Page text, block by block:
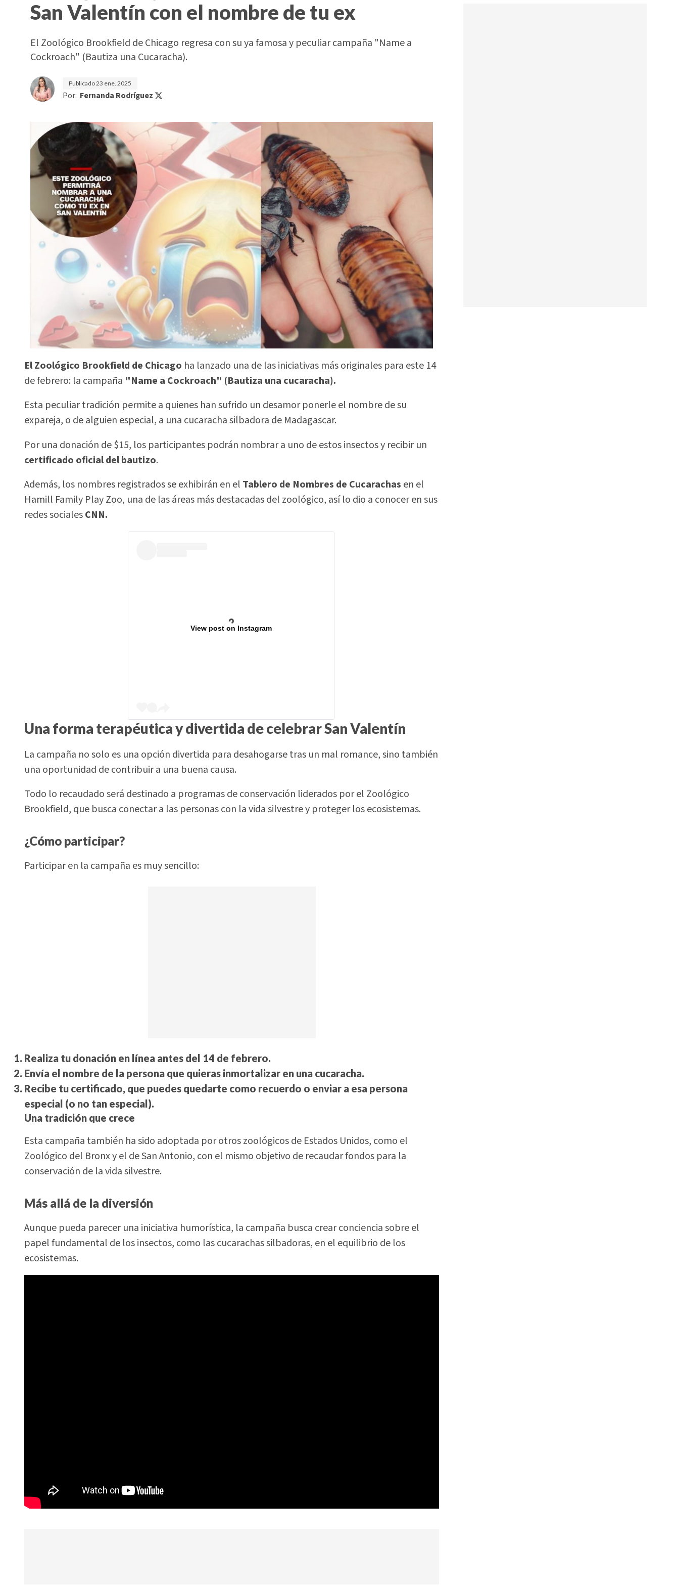
San Valentín con el nombre de tu ex
El Zoológico Brookfield de Chicago regresa con su ya famosa y peculiar campaña "Name a
Cockroach" (Bautiza una Cucaracha).
Publicado23 ene. 2025
Por: Fernanda Rodríguez
El Zoológico Brookfield de Chicago ha lanzado una de las iniciativas más originales para este 14
de febrero: la campaña "Name a Cockroach" (Bautiza una cucaracha).
Esta peculiar tradición permite a quienes han sufrido un desamor ponerle el nombre de su
expareja, o de alguien especial, a una cucaracha silbadora de Madagascar.
Por una donación de $15, los participantes podrán nombrar a uno de estos insectos y recibir un
certificado oficial del bautizo.
Además, los nombres registrados se exhibirán en el Tablero de Nombres de Cucarachas en el
Hamill Family Play Zoo, una de las áreas más destacadas del zoológico, así lo dio a conocer en sus
redes socialesCNN.
View post on Instagram
Una forma terapéutica y divertida de celebrar San Valentín
La campaña no solo es una opción divertida para desahogarse tras un mal romance, sino también
una oportunidad de contribuir a una buena causa.
Todo lo recaudado será destinado a programas de conservación liderados por el Zoológico
Brookfield, que busca conectar a las personas con la vida silvestre y proteger los ecosistemas.
¿Cómo participar?
Participar en la campaña es muy sencillo:
Realiza tu donación en línea antes del 14 de febrero.
Envía el nombre de la persona que quieras inmortalizar en una cucaracha.
Recibe tu certificado, que puedes quedarte como recuerdo o enviar a esa persona
especial (o no tan especial).
Una tradición que crece
Esta campaña también ha sido adoptada por otros zoológicos de Estados Unidos, como el
Zoológico del Bronx y el de San Antonio, con el mismo objetivo de recaudar fondos para la
conservación de la vida silvestre.
Más allá de la diversión
Aunque pueda parecer una iniciativa humorística, la campaña busca crear conciencia sobre el
papel fundamental de los insectos, como las cucarachas silbadoras, en el equilibrio de los
ecosistemas.